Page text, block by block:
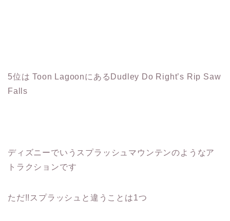
5位は Toon LagoonにあるDudley Do Right’s Rip Saw
Falls
ディズニーでいうスプラッシュマウンテンのようなア
トラクションです
ただ!!スプラッシュと違うことは1つ